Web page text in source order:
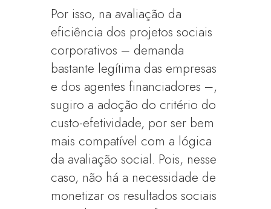
Por isso, na avaliação da
eficiência dos projetos sociais
corporativos – demanda
bastante legítima das empresas
e dos agentes financiadores –,
sugiro a adoção do critério do
custo-efetividade, por ser bem
mais compatível com a lógica
da avaliação social. Pois, nesse
caso, não há a necessidade de
monetizar os resultados sociais